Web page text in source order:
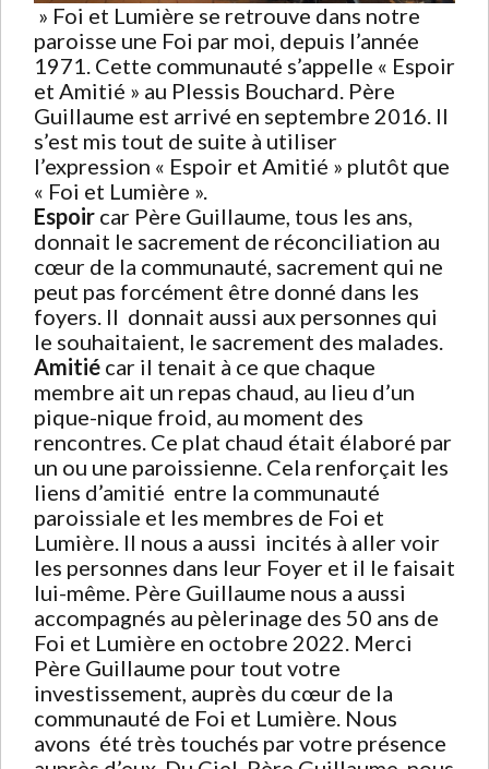
» Foi et Lumière se retrouve dans notre
paroisse une Foi par moi, depuis l’année
1971. Cette communauté s’appelle « Espoir
et Amitié » au Plessis Bouchard. Père
Guillaume est arrivé en septembre 2016. Il
s’est mis tout de suite à utiliser
l’expression « Espoir et Amitié » plutôt que
« Foi et Lumière ».
Espoir car Père Guillaume, tous les ans,
donnait le sacrement de réconciliation au
cœur de la communauté, sacrement qui ne
peut pas forcément être donné dans les
foyers. Il donnait aussi aux personnes qui
le souhaitaient, le sacrement des malades.
Amitié car il tenait à ce que chaque
membre ait un repas chaud, au lieu d’un
pique-nique froid, au moment des
rencontres. Ce plat chaud était élaboré par
un ou une paroissienne. Cela renforçait les
liens d’amitié entre la communauté
paroissiale et les membres de Foi et
Lumière. Il nous a aussi incités à aller voir
les personnes dans leur Foyer et il le faisait
lui-même. Père Guillaume nous a aussi
accompagnés au pèlerinage des 50 ans de
Foi et Lumière en octobre 2022. Merci
Père Guillaume pour tout votre
investissement, auprès du cœur de la
communauté de Foi et Lumière. Nous
avons été très touchés par votre présence